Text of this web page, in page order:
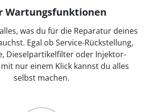
Wartungsfunktionen
was du für die Reparatur deines
Egal ob Service-Rückstellung,
Dieselpartikelfilter oder Injektor-
nur einem Klick kannst du alles
selbst machen.